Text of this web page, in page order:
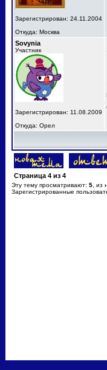
Зарегистрирован: 24.11.2004
Откуда: Москва
Sovynia
Участник
Зарегистрирован: 11.08.2009
Откуда: Орел
Страница 4 из 4
Эту тему просматривают: 5 , из
Зарегистрированные